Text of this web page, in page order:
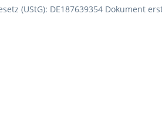
(UStG): DE187639354 Dokument